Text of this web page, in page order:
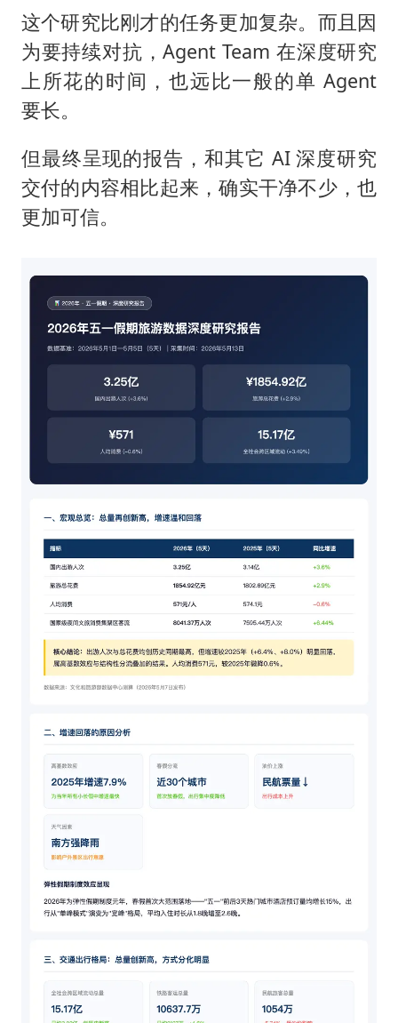
这个研究比刚才的任务更加复杂。而且因
为要持续对抗，Agent Team 在深度研究
上所花的时间，也远比一般的单 Agent
要长。
但最终呈现的报告，和其它 AI 深度研究
交付的内容相比起来，确实干净不少，也
更加可信。